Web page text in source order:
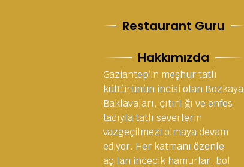
Restaurant Guru
Hakkımızda
Gaziantep’in meşhur tatlı
kültürünün incisi olan Bozkaya
Baklavaları, çıtırlığı ve enfes
tadıyla tatlı severlerin
vazgeçilmezi olmaya devam
ediyor. Her katmanı özenle
açılan incecik hamurlar, bol